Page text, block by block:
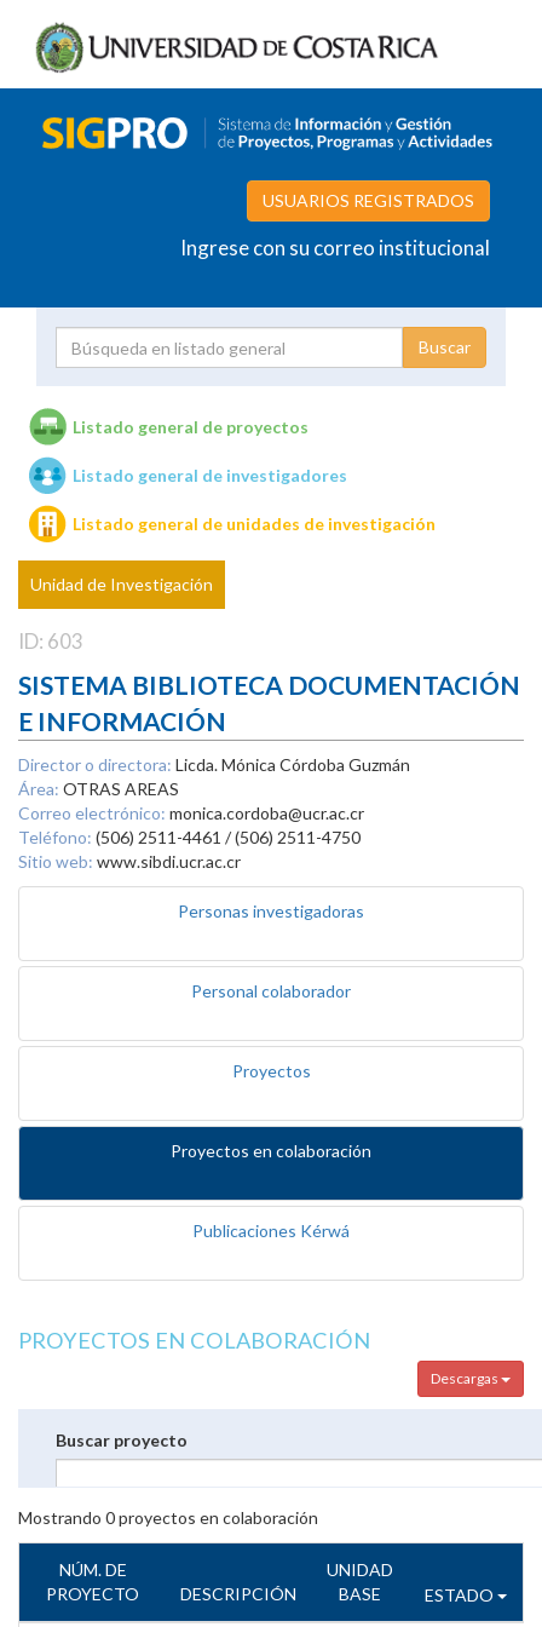
USUARIOS REGISTRADOS
Ingrese con su correo institucional
Unidades de investigación
Listado general de proyectos
Listado general de investigadores
Listado general de unidades de investigación
Unidad de Investigación
ID: 603
SISTEMA BIBLIOTECA DOCUMENTACIÓN
E INFORMACIÓN
Director o directora: Licda. Mónica Córdoba Guzmán
Área: OTRAS AREAS
Correo electrónico: monica.cordoba@ucr.ac.cr
Teléfono: (506) 2511-4461 / (506) 2511-4750
Sitio web: www.sibdi.ucr.ac.cr
Personas investigadoras
Personal colaborador
Proyectos
Proyectos en colaboración
Publicaciones Kérwá
PROYECTOS EN COLABORACIÓN
Descargas
Buscar proyecto
Mostrando 0proyectos en colaboración
NÚM. DE
PROYECTO
DESCRIPCIÓN
UNIDAD
BASE
ESTADO